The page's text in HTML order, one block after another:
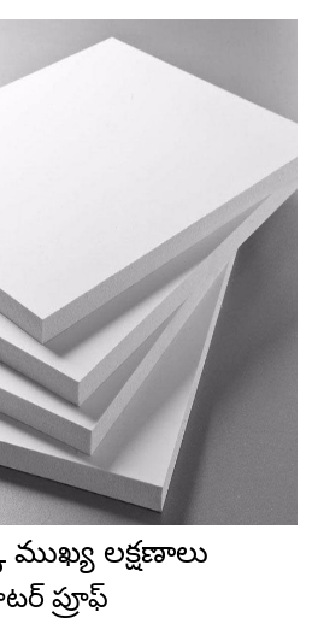
ముఖ్య లక్షణాలు
ప్రూఫ్